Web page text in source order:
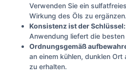
Verwenden Sie ein
Wirkung des Öls zu ergänzen.
Konsistenz ist der Schlüssel:
Anwendung liefert die besten
Ordnungsgemäß
an einem kühlen, dunklen
zu erhalten.